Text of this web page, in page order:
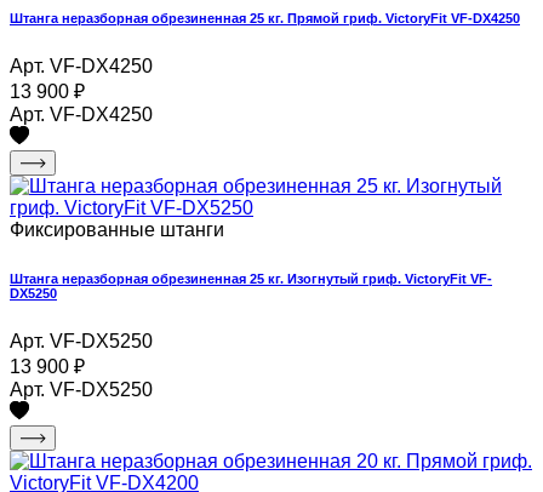
Штанга неразборная обрезиненная 25 кг. Прямой гриф. VictoryFit VF-DX4250
Арт. VF-DX4250
13 900 ₽
Арт. VF-DX4250
Фиксированные штанги
Штанга неразборная обрезиненная 25 кг. Изогнутый гриф. VictoryFit VF-
DX5250
Арт. VF-DX5250
13 900 ₽
Арт. VF-DX5250